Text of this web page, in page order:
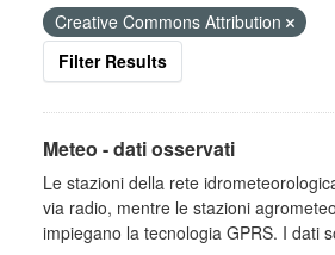
Creative Commons Attribution
Filter Results
Meteo - dati osservati
Le stazioni della rete
via radio, mentre le stazioni
impiegano la tecnologia GPRS. I dati